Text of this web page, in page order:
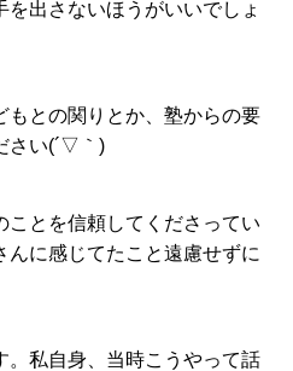
出さないほうがいいでしょ
もとの関りとか、塾からの要
さい(´▽｀)
ことを信頼してくださってい
んに感じてたこと遠慮せずに
。私自身、当時こうやって話